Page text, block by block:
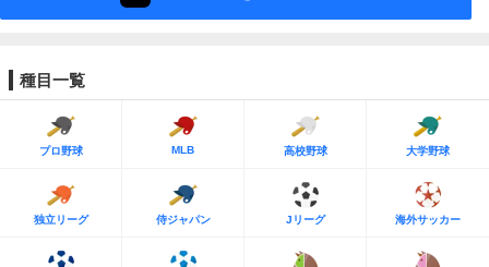
種目一覧
プロ野球 MLB 高校野球 大学野球
独立リーグ 侍ジャパン Jリーグ 海外サッカー